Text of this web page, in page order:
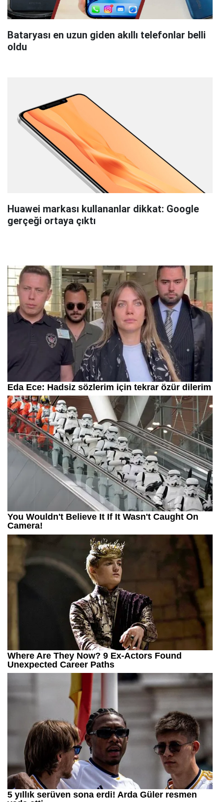
Bataryası en uzun giden akıllı telefonlar belli
oldu
Huawei markası kullananlar dikkat: Google
gerçeği ortaya çıktı